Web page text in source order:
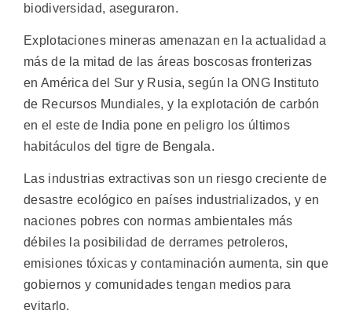
biodiversidad, aseguraron.
Explotaciones mineras amenazan en la actualidad a
más de la mitad de las áreas boscosas fronterizas
en América del Sur y Rusia, según la ONG Instituto
de Recursos Mundiales, y la explotación de carbón
en el este de India pone en peligro los últimos
habitáculos del tigre de Bengala.
Las industrias extractivas son un riesgo creciente de
desastre ecológico en países industrializados, y en
naciones pobres con normas ambientales más
débiles la posibilidad de derrames petroleros,
emisiones tóxicas y contaminación aumenta, sin que
gobiernos y comunidades tengan medios para
evitarlo.